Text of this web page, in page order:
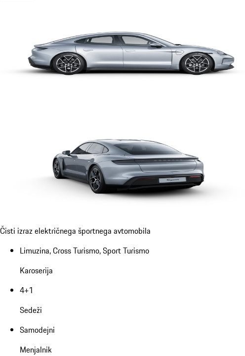
Čisti izraz električnega športnega avtomobila
Limuzina, Cross Turismo, Sport Turismo
Karoserija
4+1
Sedeži
Samodejni
Menjalnik